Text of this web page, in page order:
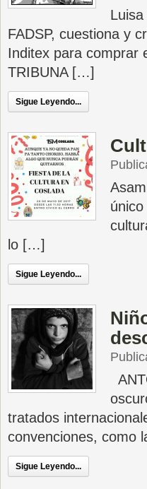
FADSP, cuestiona y
Inditex para comprar
TRIBUNA […]
Sigue Leyendo...
lo […]
Sigue Leyendo...
tratados
convenciones, como
Sigue Leyendo...